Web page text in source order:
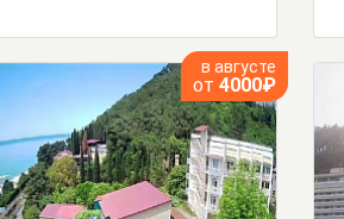
в августе
от 4000₽